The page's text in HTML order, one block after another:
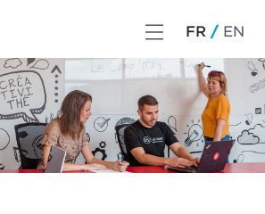
FR EN